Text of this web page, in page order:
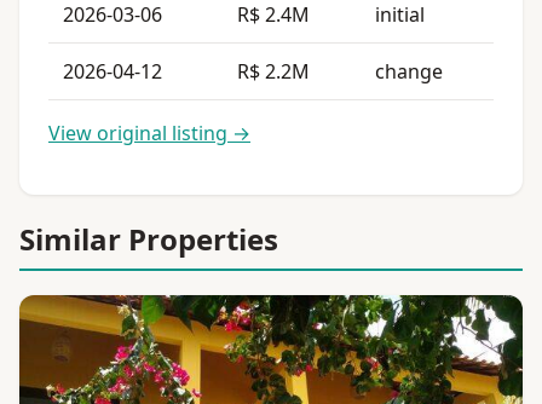
2026-03-06 R$ 2.4M initial
2026-04-12 R$ 2.2M change
View original listing →
Similar Properties